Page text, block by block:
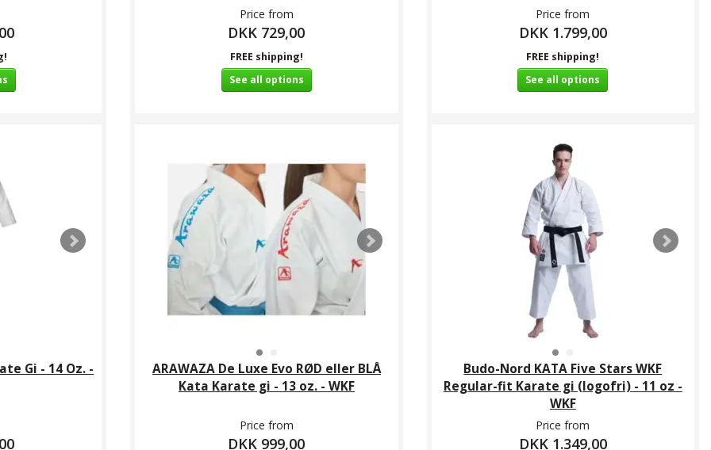
Price from
DKK 729,00
FREE shipping!
See all options
Price from
DKK 1.799,00
FREE shipping!
See all options
Gi - 14 Oz. -
ARAWAZA De Luxe Evo RØD eller BLÅ
Kata Karate gi - 13 oz. - WKF
Price from
DKK 999,00
Budo-Nord KATA Five Stars WKF
Regular-fit Karate gi (logofri) - 11 oz -
WKF
Price from
DKK 1.349,00